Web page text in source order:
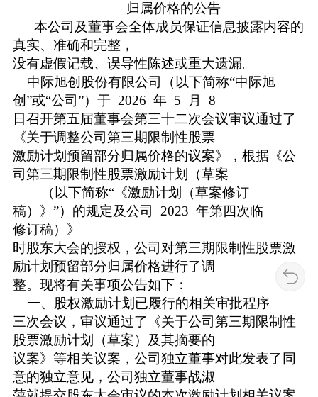
归属价格的公告
本公司及董事会全体成员保证信息披露内容的
真实、准确和完整，
没有虚假记载、误导性陈述或重大遗漏。
中际旭创股份有限公司（以下简称“中际旭
创”或“公司”）于 2026 年 5 月 8
日召开第五届董事会第三十二次会议审议通过了
《关于调整公司第三期限制性股票
激励计划预留部分归属价格的议案》，根据《公
司第三期限制性股票激励计划（草案
（以下简称“《激励计划（草案修订
稿）》”）的规定及公司 2023 年第四次临
修订稿）》
时股东大会的授权，公司对第三期限制性股票激
励计划预留部分归属价格进行了调
整。现将有关事项公告如下：
一、股权激励计划已履行的相关审批程序
三次会议，审议通过了《关于公司第三期限制性
股票激励计划（草案）及其摘要的
议案》等相关议案，公司独立董事对此发表了同
意的独立意见，公司独立董事战淑